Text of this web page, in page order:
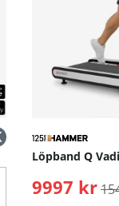
Löpband Q
9997 kr